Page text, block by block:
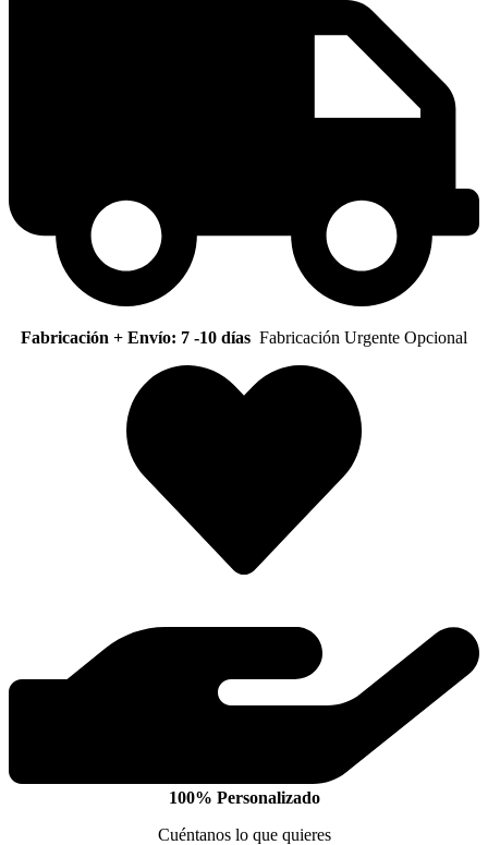
Fabricación + Envío: 7 -10 días Fabricación Urgente Opcional
100% Personalizado
Cuéntanos lo que quieres